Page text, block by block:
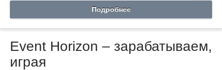
Подробнее
Event Horizon – зарабатываем,
играя